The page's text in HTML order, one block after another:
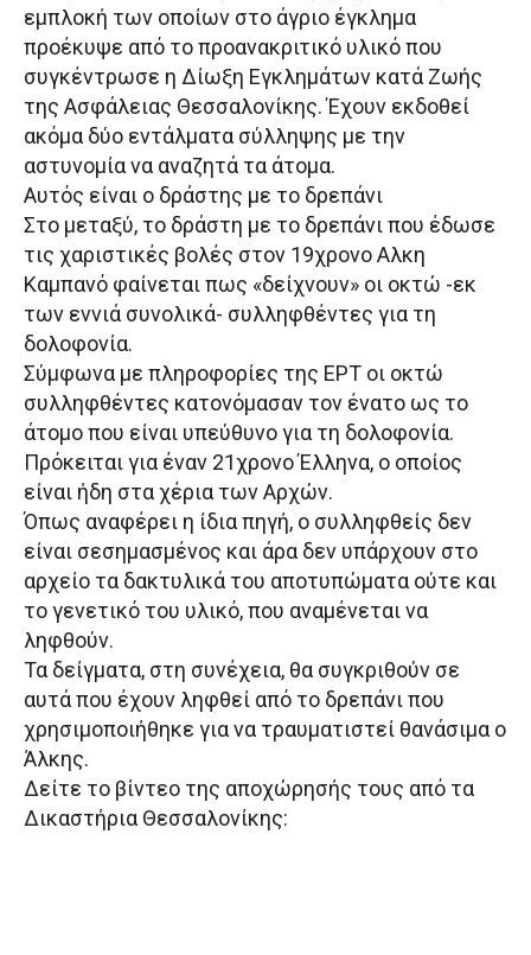
εμπλοκή των οποίων στο άγριο έγκλημα
προέκυψε από το προανακριτικό υλικό που
συγκέντρωσε η Δίωξη Εγκλημάτων κατά Ζωής
της Ασφάλειας Θεσσαλονίκης. Έχουν εκδοθεί
ακόμα δύο εντάλματα σύλληψης με την
αστυνομία να αναζητά τα άτομα.
Αυτός είναι ο δράστης με το δρεπάνι
Στο μεταξύ, το δράστη με το δρεπάνι που έδωσε
τις χαριστικές βολές στον 19χρονο Αλκη
Καμπανό φαίνεται πως «δείχνουν» οι οκτώ -εκ
των εννιά συνολικά- συλληφθέντες για τη
δολοφονία.
Σύμφωνα με πληροφορίες της ΕΡΤ οι οκτώ
συλληφθέντες κατονόμασαν τον ένατο ως το
άτομο που είναι υπεύθυνο για τη δολοφονία.
Πρόκειται για έναν 21χρονο Έλληνα, ο οποίος
είναι ήδη στα χέρια των Αρχών.
Όπως αναφέρει η ίδια πηγή, ο συλληφθείς δεν
είναι σεσημασμένος και άρα δεν υπάρχουν στο
αρχείο τα δακτυλικά του αποτυπώματα ούτε και
το γενετικό του υλικό, που αναμένεται να
ληφθούν.
Τα δείγματα, στη συνέχεια, θα συγκριθούν σε
αυτά που έχουν ληφθεί από το δρεπάνι που
χρησιμοποιήθηκε για να τραυματιστεί θανάσιμα o
Άλκης.
Δείτε το βίντεο της αποχώρησής τους από τα
Δικαστήρια Θεσσαλονίκης: